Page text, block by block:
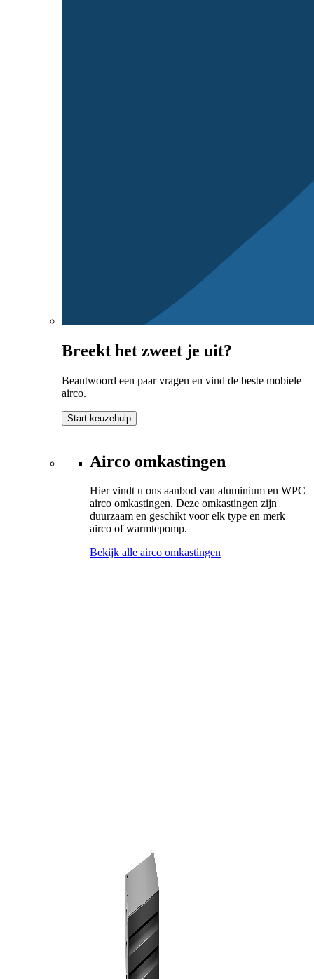
Breekt het zweet je uit?
Beantwoord een paar vragen en vind de beste mobiele
airco.
Start keuzehulp
Airco omkastingen
Hier vindt u ons aanbod van aluminium en WPC
airco omkastingen. Deze omkastingen zijn
duurzaam en geschikt voor elk type en merk
airco of warmtepomp.
Bekijk alle airco omkastingen